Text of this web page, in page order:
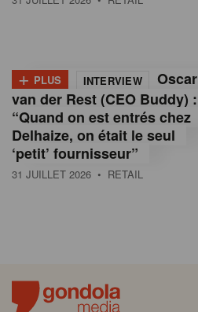
+ PLUS INTERVIEW
Oscar
van der Rest (CEO Buddy) :
“Quand on est entrés chez
Delhaize, on était le seul
‘petit’ fournisseur”
31 JUILLET 2026 • RETAIL